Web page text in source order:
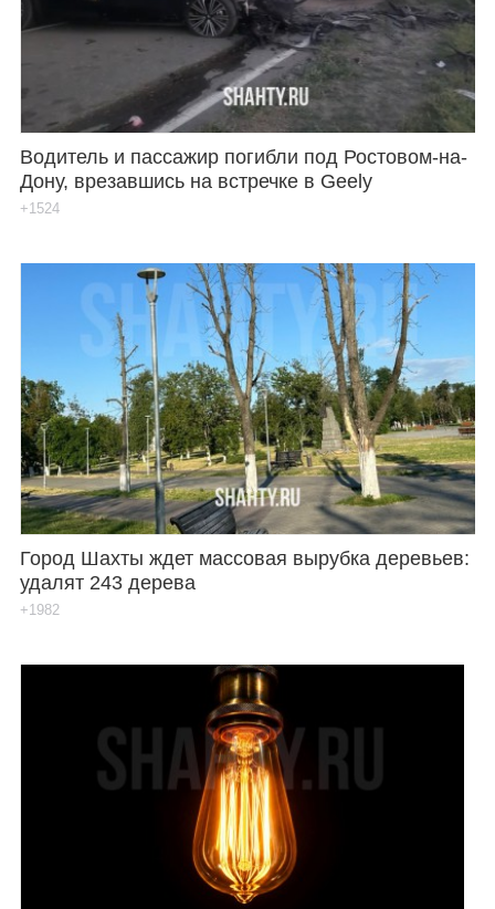
Водитель и пассажир погибли под Ростовом-на-
Дону, врезавшись на встречке в Geely
+1524
Город Шахты ждет массовая вырубка деревьев:
удалят 243 дерева
+1982